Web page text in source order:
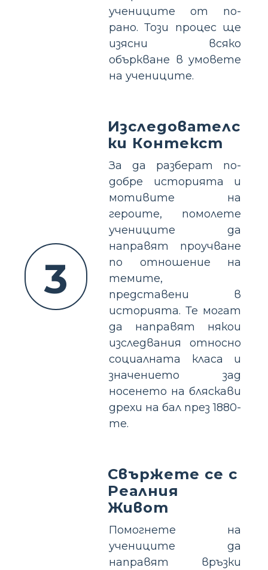
учениците от по-
рано. Този процес ще
изясни всяко
объркване в умовете
на учениците.
3
Изследователс
ки Контекст
За да разберат по-
добре историята и
мотивите на
героите, помолете
учениците да
направят проучване
по отношение на
темите,
представени в
историята. Те могат
да направят някои
изследвания относно
социалната класа и
значението зад
носенето на бляскави
дрехи на бал през 1880-
те.
Свържете се с
Реалния
Живот
Помогнете на
учениците да
направят връзки